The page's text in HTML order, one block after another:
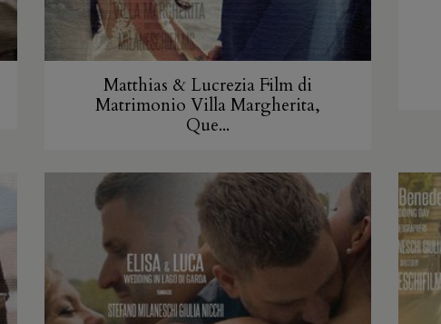
Matthias & Lucrezia Film di
Matrimonio Villa Margherita,
Que...